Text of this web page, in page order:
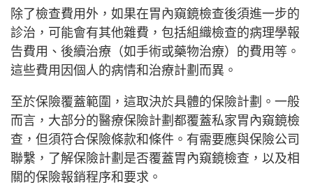
除了檢查費用外，如果在胃內窺鏡檢查後須進一步的
診治，可能會有其他雜費，包括組織檢查的病理學報
告費用、後續治療（如手術或藥物治療）的費用等。
這些費用因個人的病情和治療計劃而異。
至於保險覆蓋範圍，這取決於具體的保險計劃。一般
而言，大部分的醫療保險計劃都覆蓋私家胃內窺鏡檢
查，但須符合保險條款和條件。有需要應與保險公司
聯繫，了解保險計劃是否覆蓋胃內窺鏡檢查，以及相
關的保險報銷程序和要求。